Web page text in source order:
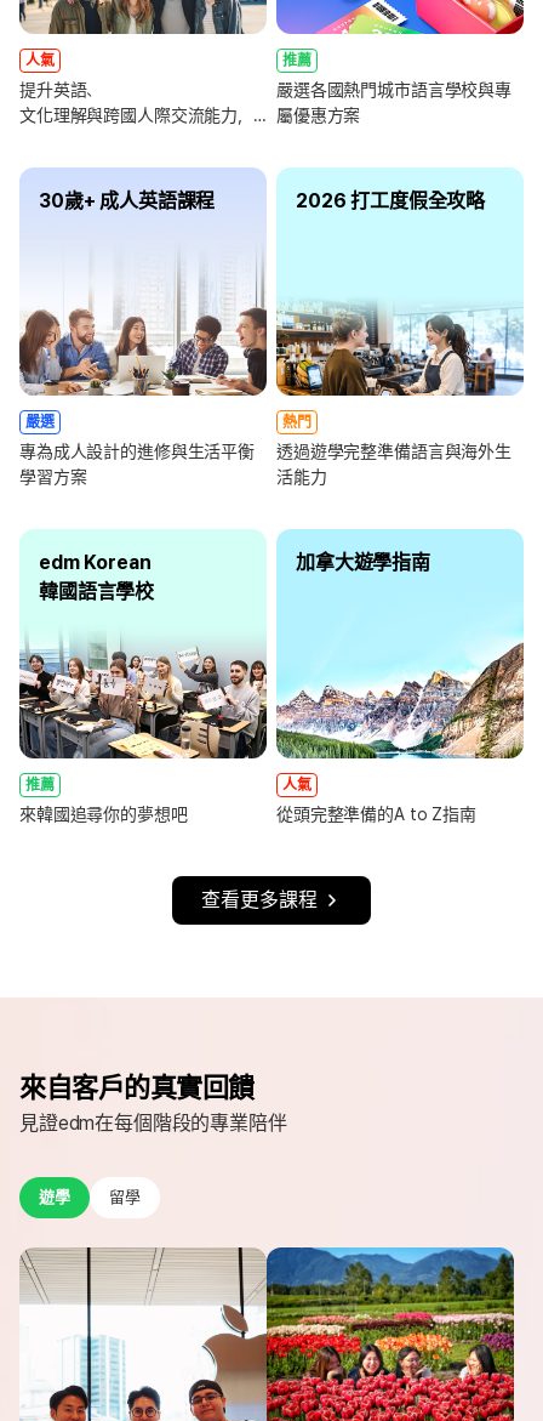
人氣
提升英語、
文化理解與跨國人際交流能力，
推薦
嚴選各國熱門城市語言學校與專
屬優惠方案
30歲+ 成人英語課程
嚴選
專為成人設計的進修與生活平衡
學習方案
2026 打工度假全攻略
熱門
透過遊學完整準備語言與海外生
活能力
edm Korean
韓國語言學校
推薦
來韓國追尋你的夢想吧
加拿大遊學指南
人氣
從頭完整準備的A to Z指南
查看更多課程
來自客戶的真實回饋
見證edm在每個階段的專業陪伴
遊學 留學